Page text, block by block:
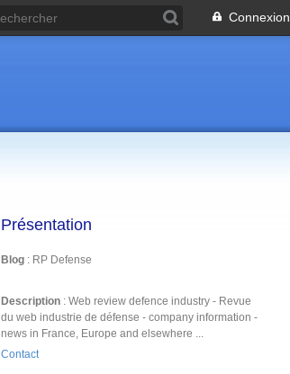
Connexion
Présentation
Blog : RP Defense
Description : Web review defence industry - Revue
du web industrie de défense - company information -
news in France, Europe and elsewhere ...
Contact